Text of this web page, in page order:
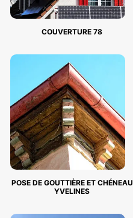
COUVERTURE 78
POSE DE GOUTTIÈRE ET CHÉNEAU
YVELINES